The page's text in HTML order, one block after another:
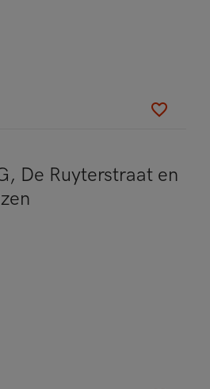
De Ruyterstraat en